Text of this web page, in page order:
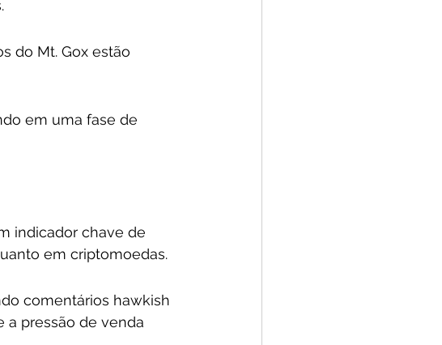
do Mt. Gox estão
em uma fase de
indicador chave de
em criptomoedas.
comentários hawkish
a pressão de venda